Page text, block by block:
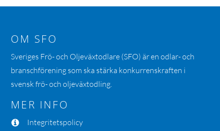
OM SFO
Sveriges Frö- och Oljeväxtodlare (SFO) är en odlar- och
branschförening som ska stärka konkurrenskraften i
svensk frö- och oljeväxtodling.
MER INFO
Integritetspolicy